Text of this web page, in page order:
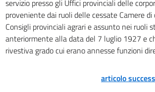
servizio presso gli Uffici provinciali delle
proveniente dai ruoli delle cessate Camere di
Consigli provinciali agrari e assunto nei ruoli
anteriormente alla data del 7 luglio 1927 e
rivestiva grado cui erano annesse funzioni
articolo